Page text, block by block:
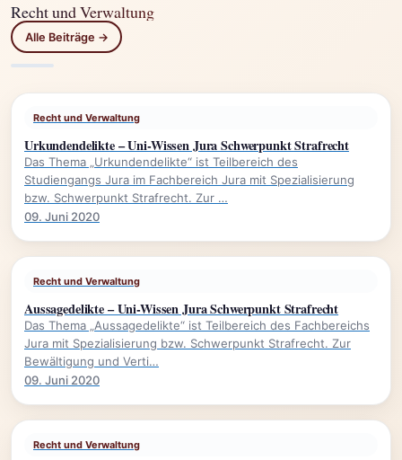
Recht und Verwaltung
Alle Beiträge →
Recht und Verwaltung
Urkundendelikte – Uni-Wissen Jura Schwerpunkt Strafrecht
Das Thema „Urkundendelikte“ ist Teilbereich des
Studiengangs Jura im Fachbereich Jura mit Spezialisierung
bzw. Schwerpunkt Strafrecht. Zur …
09. Juni 2020
Recht und Verwaltung
Aussagedelikte – Uni-Wissen Jura Schwerpunkt Strafrecht
Das Thema „Aussagedelikte“ ist Teilbereich des Fachbereichs
Jura mit Spezialisierung bzw. Schwerpunkt Strafrecht. Zur
Bewältigung und Verti…
09. Juni 2020
Recht und Verwaltung